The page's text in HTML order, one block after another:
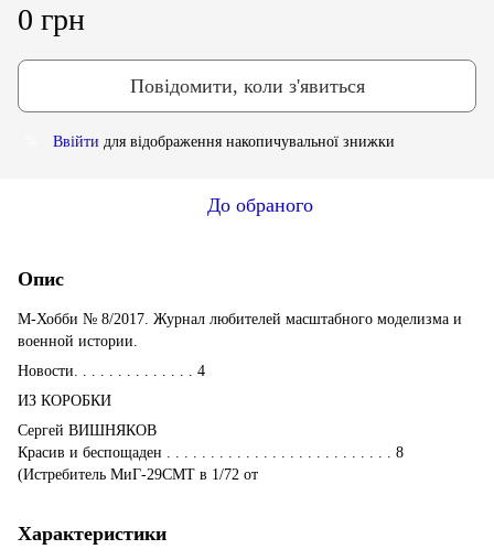
0 грн
Повідомити, коли з'явиться
Ввійти для відображення накопичувальної знижки
До обраного
Опис
М-Хобби № 8/2017. Журнал любителей масштабного моделизма и
военной истории.
Новости. . . . . . . . . . . . . . 4
ИЗ КОРОБКИ
Сергей ВИШНЯКОВ
Красив и беспощаден . . . . . . . . . . . . . . . . . . . . . . . . . . 8
(Истребитель МиГ-29СМТ в 1/72 от
Характеристики